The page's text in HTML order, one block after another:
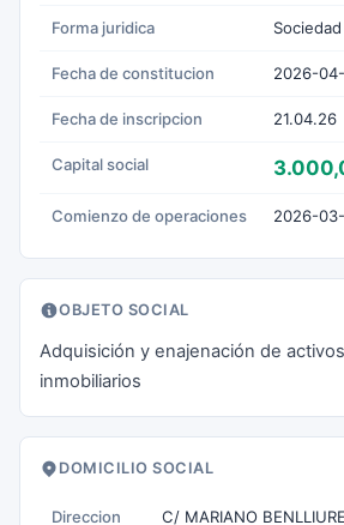
Forma juridica
Fecha de constitucion 2026-
Fecha de inscripcion 21.04.26
Capital social
Comienzo de operaciones 2026-
OBJETO SOCIAL
Adquisición y enajenación de
inmobiliarios
DOMICILIO SOCIAL
Direccion C/ MARIANO